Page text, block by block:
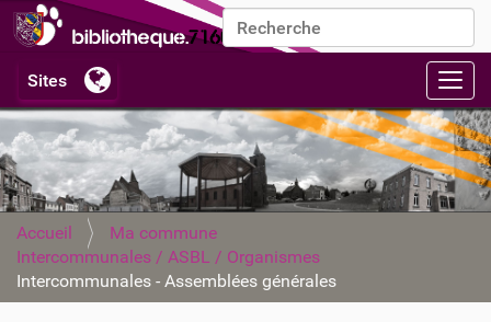
Chercher par
Recherche avancée…
Accueil
Ma commune
Intercommunales / ASBL / Organismes
Intercommunales - Assemblées générales